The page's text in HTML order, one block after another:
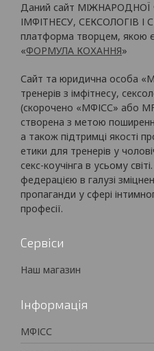
Даний сайт МІЖНАРОДНОЇ
ІМФІТНЕСУ, СЕКСОЛОГІВ І
платформа творцем, якою
«ФОРМУЛА КОХАННЯ»
Сайт та юридична особа
тренерів з імфітнесу,
(скорочено «МФІСС» або
створена з метою
а також підтримці якості
етики для тренерів у
секс-коучінга в усьому
федерацією в галузі
пропаганди у сфері
професії.
Сервіси
Наш магазин
Інформація
МФІСС